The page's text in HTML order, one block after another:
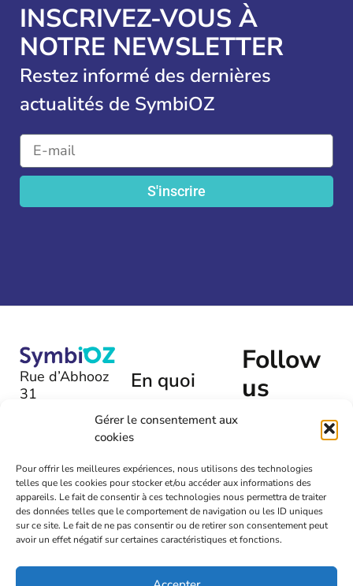
Gérer le consentement aux
cookies
Pour offrir les meilleures expériences, nous utilisons des technologies
telles que les cookies pour stocker et/ou accéder aux informations des
appareils. Le fait de consentir à ces technologies nous permettra de traiter
des données telles que le comportement de navigation ou les ID uniques
sur ce site. Le fait de ne pas consentir ou de retirer son consentement peut
avoir un effet négatif sur certaines caractéristiques et fonctions.
INSCRIVEZ-VOUS À
NOTRE NEWSLETTER
Restez informé des dernières
actualités de SymbiOZ
S'inscrire
Rue d’Abhooz
31
+32 (0)475
54 00 72
info@symbioz.org
En quoi
nous
vous aider
?
Laissez-
nous un
message
Follow
us